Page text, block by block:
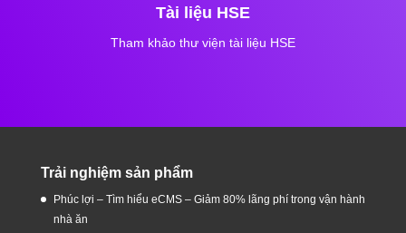
Tài liệu HSE
Tham khảo thư viện tài liệu HSE
Trải nghiệm sản phẩm
Phúc lợi – Tìm hiểu eCMS – Giảm 80% lãng phí trong vận hành
nhà ăn